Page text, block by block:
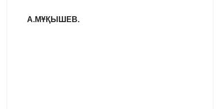
А.МҰҚЫШЕВ.